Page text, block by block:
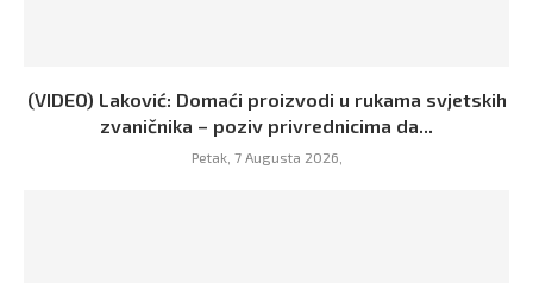
(VIDEO) Laković: Domaći proizvodi u rukama svjetskih
zvaničnika – poziv privrednicima da...
Petak, 7 Augusta 2026,